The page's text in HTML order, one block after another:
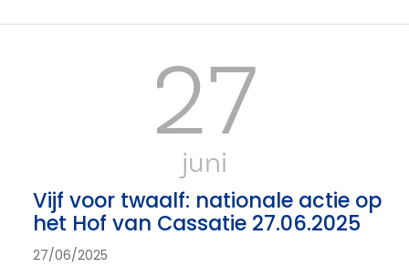
27
juni
Vijf voor twaalf: nationale actie op
het Hof van Cassatie 27.06.2025
27/06/2025